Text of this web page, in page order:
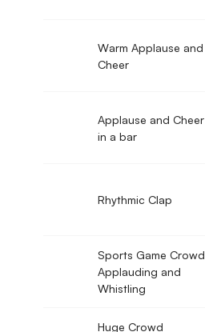
Warm Applause and
Cheer
Applause and Cheer
in a bar
Rhythmic Clap
Sports Game Crowd
Applauding and
Whistling
Huge Crowd